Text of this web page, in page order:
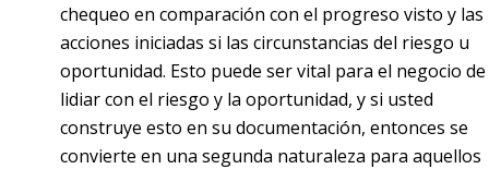
chequeo en comparación con el progreso visto y las
acciones iniciadas si las circunstancias del riesgo u
oportunidad. Esto puede ser vital para el negocio de
lidiar con el riesgo y la oportunidad, y si usted
construye esto en su documentación, entonces se
convierte en una segunda naturaleza para aquellos